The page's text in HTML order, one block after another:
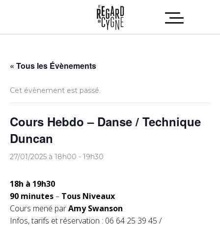
« Tous les Évènements
Cet évènement est passé.
Cours Hebdo – Danse / Technique
Duncan
27/01/2025 à 18h00 - 19h30
18h à 19h30
90 minutes– Tous Niveaux
Cours mené parAmy Swanson
Infos, tarifs et réservation : 06 64 25 39 45 /